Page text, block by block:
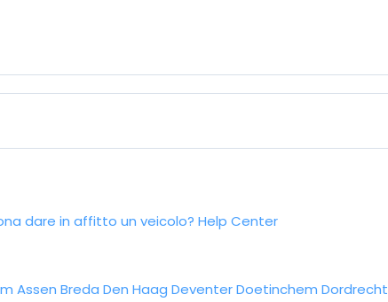
dare in affitto un veicolo? Help Center
Assen Breda Den Haag DeventerDoetinchem Dordrecht